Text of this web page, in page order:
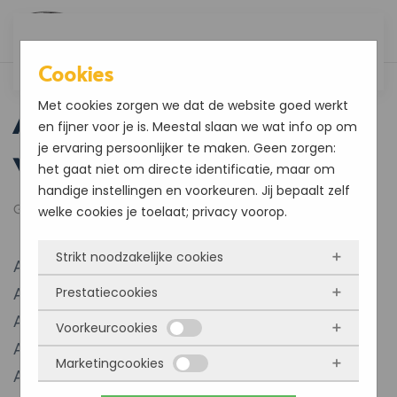
Algemene
voorwaarden
Geschreven dooryzcommunicatieop29 mei 2026
Artikel 1 – Definities
Artikel 2 – Identiteit van de ondernemer
Artikel 3 – Toepasselijkheid
Artikel 4 – Het aanbod
Artikel 5 – De overeenkomst
Cookies
Met cookies zorgen we dat de website goed werkt
en fijner voor je is. Meestal slaan we wat info op om
je ervaring persoonlijker te maken. Geen zorgen:
het gaat niet om directe identificatie, maar om
handige instellingen en voorkeuren. Jij bepaalt zelf
welke cookies je toelaat; privacy voorop.
Strikt noodzakelijke cookies
Deze cookies zorgen ervoor dat de website
überhaupt werkt. Ze zijn dus altijd actief en
kunnen niet worden uitgezet. Meestal worden
ze alleen geplaatst als jij iets doet, zoals
inloggen, een formulier invullen of je
Prestatiecookies
Met deze cookies zien we hoe vaak onze site
bezocht wordt, waar bezoekers vandaan
komen en welke pagina’s populair zijn. Zo
Voorkeurcookies
Deze cookies onthouden jouw voorkeuren.
Marketingcookies